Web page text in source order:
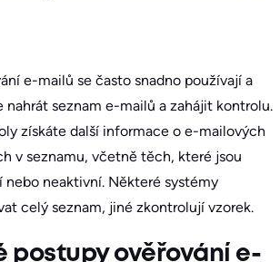
e-mailů se často snadno používají a
nahrát seznam e-mailů a zahájit kontrolu.
získáte další informace o e-mailových
v seznamu, včetně těch, které jsou
neaktivní. Některé systémy
celý seznam, jiné zkontrolují vzorek.
postupy ověřování e-